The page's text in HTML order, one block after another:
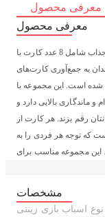
معرفی محصول
معرفی محصول
کارت کیمدی سری کلاب 2025 مجموعه‌ای منحصربه‌فرد و جذاب شامل 8 عدد کارت با
به جمع‌آوری کارت‌های
است. این مجموعه با
و ماندگاری بالایی دارد و
رقم بزند. هر کارت از
است که توجه هر فردی را به
مجموعه مناسب برای
باشید و در هر زمان و مکانی از بازی لذت ببرید. کارت کیمدی سری کلاب 2025 نه تنها یک
مشخصات
نوع اسباب بازی زینتی